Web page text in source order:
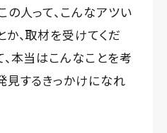
の人って、こんなアツい
か、取材を受けてくだ
、本当はこんなことを考
見するきっかけになれ